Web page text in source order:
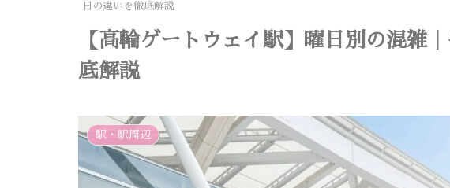
日の違いを徹底解説
【高輪ゲートウェイ駅】曜日別の混雑
底解説
駅・駅周辺